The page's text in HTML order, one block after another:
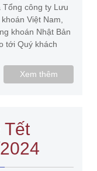
công ty Lưu
Việt Nam,
khoán Nhật Bản
tới Quý khách
Xem thêm
Tết